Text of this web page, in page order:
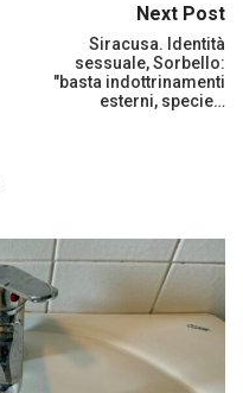
Next Post
Siracusa. Identità
sessuale, Sorbello:
"basta indottrinamenti
esterni, specie…